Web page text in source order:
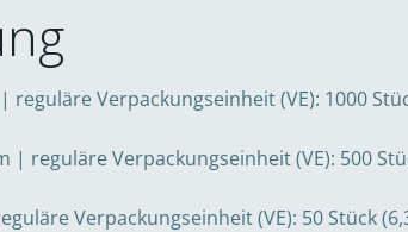
Verpackungseinheit (VE): 1000
reguläre Verpackungseinheit (VE): 500
Verpackungseinheit (VE): 50 Stück